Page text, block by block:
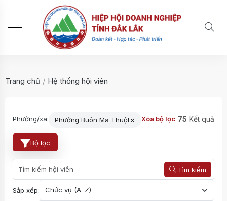
Trang chủ / Hệ thống hội viên
Phường/xã: Phường Buôn Ma Thuột× Xóa bộ lọc 75 Kết quả
Bộ lọc
Tìm kiếm
Sắp xếp: